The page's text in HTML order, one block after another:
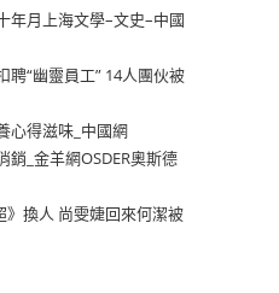
年月上海文學–文史–中國
“幽靈員工” 14人團伙被
心得滋味_中國網
_金羊網OSDER奧斯德
換人 尚雯婕回來何潔被